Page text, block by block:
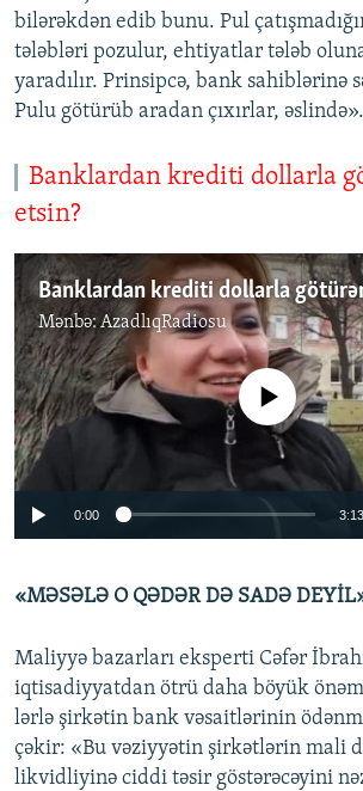
bilərəkdən edib bunu. Pul
tələbləri pozulur, ehtiyatlar tələb
yaradılır. Prinsipcə, bank sahiblərinə
Pulu götürüb aradan çıxırlar, əslində».
Banklardan krediti dollarla
etsin?
Mənbə:AzadlıqRadiosu
No media source currently
0:00 3:13
«MƏSƏLƏ O QƏDƏR DƏ SADƏ
Maliyyə bazarları eksperti Cəfər
iqtisadiyyatdan ötrü daha böyük
lərlə şirkətin bank vəsaitlərinin
çəkir: «Bu vəziyyətin şirkətlərin mali
likvidliyinə ciddi təsir göstərəcəyini